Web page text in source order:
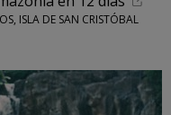
ISLA DE SAN CRISTÓBAL